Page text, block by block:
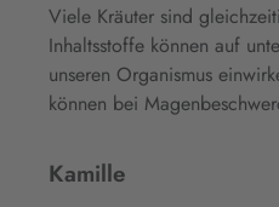
Viele Kräuter sind
Inhaltsstoffe können auf
unseren Organismus
können bei
Kamille